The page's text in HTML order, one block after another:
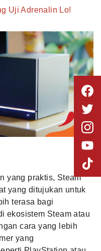
Uji Adrenalin Lo!
yang praktis, Steam
yang ditujukan untuk
terasa bagi
ekosistem Steam atau
cara yang lebih
yang